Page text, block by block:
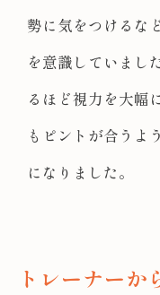
勢に気をつけるな
を意識していまし
るほど視力を大幅
もピントが合うよ
になりました。
トレーナーか